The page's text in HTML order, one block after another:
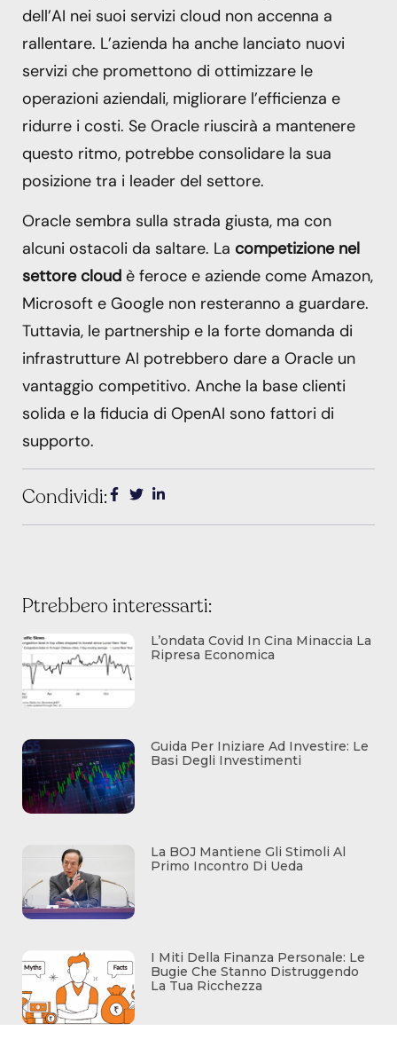
dell’AI nei suoi servizi cloud non accenna a
rallentare. L’azienda ha anche lanciato nuovi
servizi che promettono di ottimizzare le
operazioni aziendali, migliorare l’efficienza e
ridurre i costi. Se Oracle riuscirà a mantenere
questo ritmo, potrebbe consolidare la sua
posizione tra i leader del settore.
Oracle sembra sulla strada giusta, ma con
alcuni ostacoli da saltare. La competizione nel
settore cloud è feroce e aziende come Amazon,
Microsoft e Google non resteranno a guardare.
Tuttavia, le partnership e la forte domanda di
infrastrutture AI potrebbero dare a Oracle un
vantaggio competitivo. Anche la base clienti
solida e la fiducia di OpenAI sono fattori di
supporto.
Condividi:
Ptrebbero interessarti:
L’ondata Covid In Cina Minaccia La
Ripresa Economica
Guida Per Iniziare Ad Investire: Le
Basi Degli Investimenti
La BOJ Mantiene Gli Stimoli Al
Primo Incontro Di Ueda
I Miti Della Finanza Personale: Le
Bugie Che Stanno Distruggendo
La Tua Ricchezza